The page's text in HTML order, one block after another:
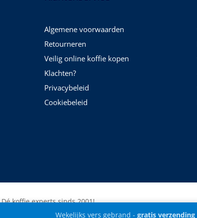
Wekelijks vers gebrand - gratis verzending
Algemene voorwaarden
Retourneren
Veilig online koffie kopen
Klachten?
Privacybeleid
Cookiebeleid
koffie experts sinds 2001!